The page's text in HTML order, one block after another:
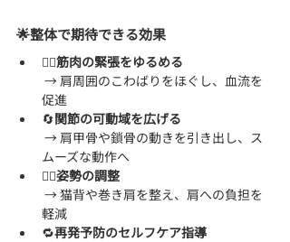
🌟整体で期待できる効果
💆‍♀️筋肉の緊張をゆるめる
促進
🔄関節の可動域を広げる
ムーズな動作へ
🧍‍♂️姿勢の調整
軽減
🔁再発予防のセルフケア指導